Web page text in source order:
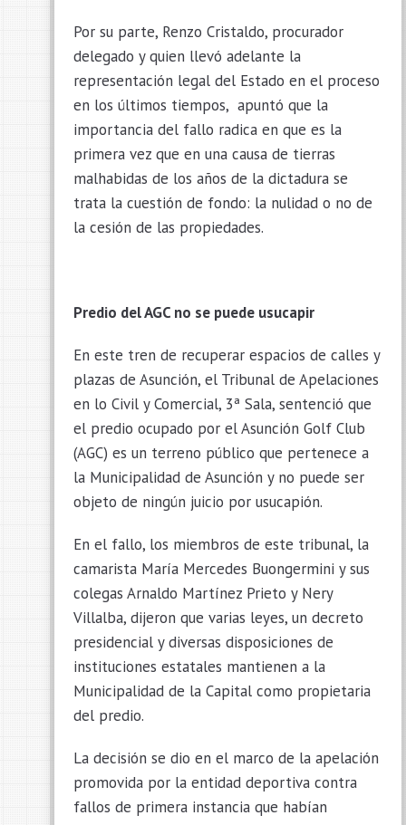
Por su parte, Renzo Cristaldo, procurador
delegado y quien llevó adelante la
representación legal del Estado en el proceso
en los últimos tiempos, apuntó que la
importancia del fallo radica en que es la
primera vez que en una causa de tierras
malhabidas de los años de la dictadura se
trata la cuestión de fondo: la nulidad o no de
la cesión de las propiedades.
Predio del AGC no se puede usucapir
En este tren de recuperar espacios de calles y
plazas de Asunción, el Tribunal de Apelaciones
en lo Civil y Comercial, 3ª Sala, sentenció que
el predio ocupado por el Asunción Golf Club
(AGC) es un terreno público que pertenece a
la Municipalidad de Asunción y no puede ser
objeto de ningún juicio por usucapión.
En el fallo, los miembros de este tribunal, la
camarista María Mercedes Buongermini y sus
colegas Arnaldo Martínez Prieto y Nery
Villalba, dijeron que varias leyes, un decreto
presidencial y diversas disposiciones de
instituciones estatales mantienen a la
Municipalidad de la Capital como propietaria
del predio.
La decisión se dio en el marco de la apelación
promovida por la entidad deportiva contra
fallos de primera instancia que habían